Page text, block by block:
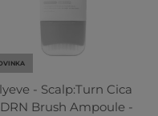
- Scalp:Turn Cica
Brush Ampoule -